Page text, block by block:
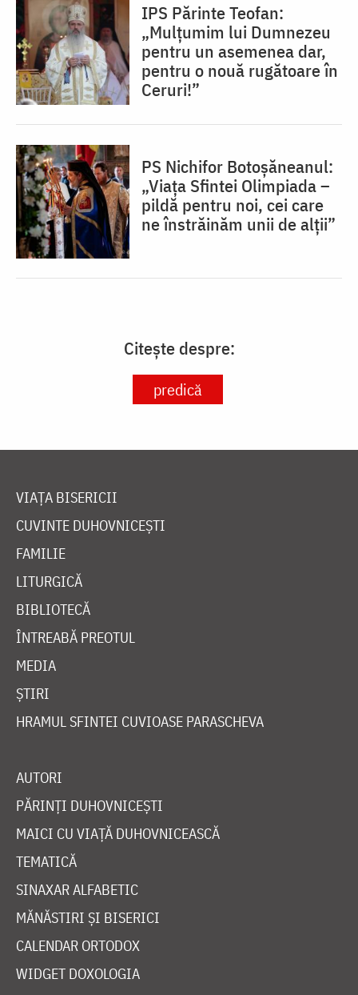
IPS Părinte Teofan:
„Mulțumim lui Dumnezeu
pentru un asemenea dar,
pentru o nouă rugătoare în
Ceruri!”
PS Nichifor Botoșăneanul:
„Viața Sfintei Olimpiada –
pildă pentru noi, cei care
ne înstrăinăm unii de alții”
Citește despre:
predică
VIAȚA BISERICII
CUVINTE DUHOVNICEȘTI
FAMILIE
LITURGICĂ
BIBLIOTECĂ
ÎNTREABĂ PREOTUL
MEDIA
ȘTIRI
HRAMUL SFINTEI CUVIOASE PARASCHEVA
AUTORI
PĂRINȚI DUHOVNICEȘTI
MAICI CU VIAȚĂ DUHOVNICEASCĂ
TEMATICĂ
SINAXAR ALFABETIC
MĂNĂSTIRI ȘI BISERICI
CALENDAR ORTODOX
WIDGET DOXOLOGIA